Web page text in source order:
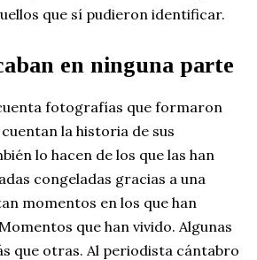
que sí pudieron identificar.
en ninguna parte
fotografías que formaron
la historia de sus
lo hacen de los que las han
congeladas gracias a una
momentos en los que han
que han vivido. Algunas
que otras. Al periodista cántabro